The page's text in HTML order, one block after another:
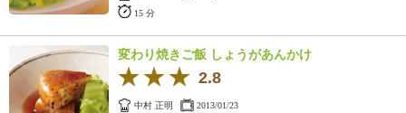
15 分
変わり焼きご飯 しょうがあんかけ
2.8
中村 正明 2013/01/23